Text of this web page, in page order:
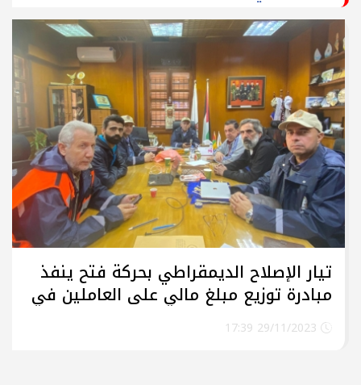
تيار الإصلاح الديمقراطي بحركة فتح ينفذ
مبادرة توزيع مبلغ مالي على العاملين في
البلديات بمحافظتي غزة والشمال